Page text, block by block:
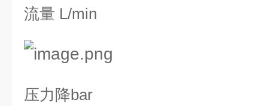
流量 L/min
压力降bar